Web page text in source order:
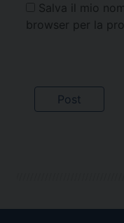
Salva il mio
browser per la